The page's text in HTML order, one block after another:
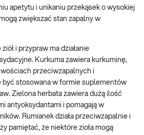
apetytu i unikaniu przekąsek o wysokiej
zwiększać stan zapalny w
i przypraw ma działanie
Kurkuma zawiera kurkuminę,
przeciwzapalnych i
stosowana w formie suplementów
Zielona herbata zawiera dużą ilość
antyoksydantami i pomagają w
Rumianek działa przeciwzapalnie i
pamiętać, że niektóre zioła mogą